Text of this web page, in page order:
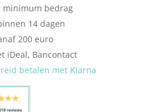
minimum bedrag
14 dagen
200 euro
iDeal, Bancontact
betalen met Klarna